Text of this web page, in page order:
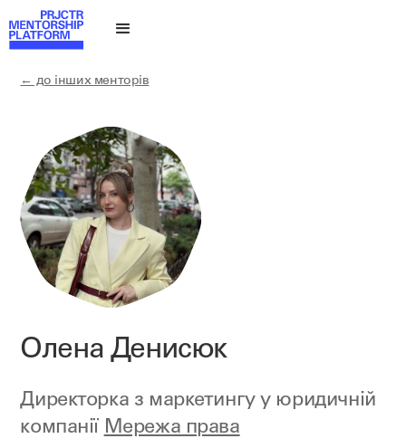
← до інших менторів
Олена Денисюк
Директорка з маркетингу у юридичній
компанії Мережа права